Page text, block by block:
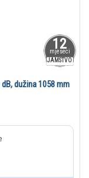
12
mjeseci
JAMSTVO
dužina 1058 mm